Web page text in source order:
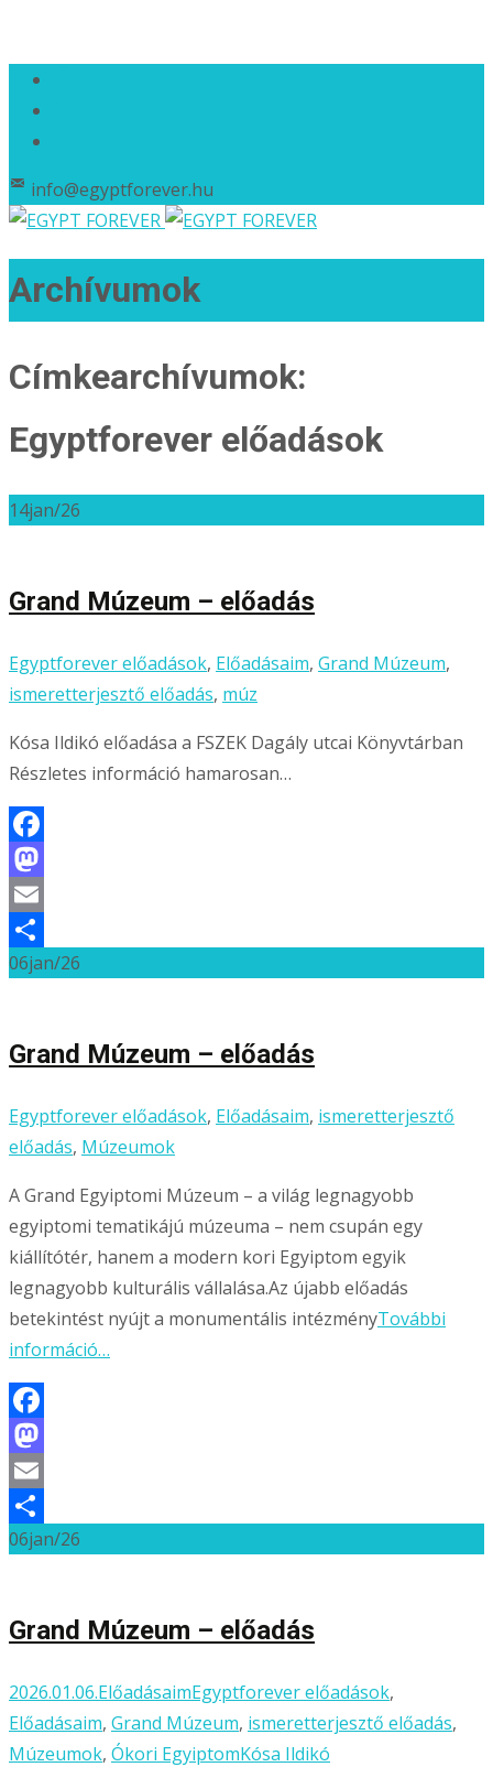
info@egyptforever.hu
Archívumok
Címkearchívumok:
Egyptforever előadások
14jan/26
Grand Múzeum – előadás
Egyptforever előadások, Előadásaim, Grand Múzeum,
ismeretterjesztő előadás, múz
Kósa Ildikó előadása a FSZEK Dagály utcai Könyvtárban
Részletes információ hamarosan…
Facebook
Mastodon
Email
Ossza
06jan/26
Grand Múzeum – előadás
Egyptforever előadások, Előadásaim, ismeretterjesztő
előadás, Múzeumok
A Grand Egyiptomi Múzeum – a világ legnagyobb
egyiptomi tematikájú múzeuma – nem csupán egy
kiállítótér, hanem a modern kori Egyiptom egyik
legnagyobb kulturális vállalása.Az újabb előadás
betekintést nyújt a monumentális intézményTovábbi
információ…
Facebook
Mastodon
Email
Ossza
06jan/26
Grand Múzeum – előadás
2026.01.06.ElőadásaimEgyptforever előadások,
Előadásaim, Grand Múzeum, ismeretterjesztő előadás,
Múzeumok, Ókori EgyiptomKósa Ildikó